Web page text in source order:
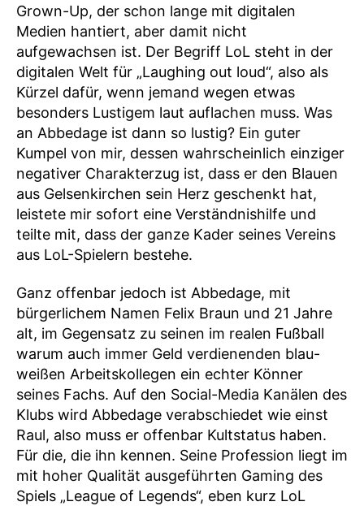
Grown-Up, der schon lange mit digitalen
Medien hantiert, aber damit nicht
aufgewachsen ist. Der Begriff LoL steht in der
digitalen Welt für „Laughing out loud“, also als
Kürzel dafür, wenn jemand wegen etwas
besonders Lustigem laut auflachen muss. Was
an Abbedage ist dann so lustig? Ein guter
Kumpel von mir, dessen wahrscheinlich einziger
negativer Charakterzug ist, dass er den Blauen
aus Gelsenkirchen sein Herz geschenkt hat,
leistete mir sofort eine Verständnishilfe und
teilte mit, dass der ganze Kader seines Vereins
aus LoL-Spielern bestehe.
Ganz offenbar jedoch ist Abbedage, mit
bürgerlichem Namen Felix Braun und 21 Jahre
alt, im Gegensatz zu seinen im realen Fußball
warum auch immer Geld verdienenden blau-
weißen Arbeitskollegen ein echter Könner
seines Fachs. Auf den Social-Media Kanälen des
Klubs wird Abbedage verabschiedet wie einst
Raul, also muss er offenbar Kultstatus haben.
Für die, die ihn kennen. Seine Profession liegt im
mit hoher Qualität ausgeführten Gaming des
Spiels „League of Legends“, eben kurz LoL